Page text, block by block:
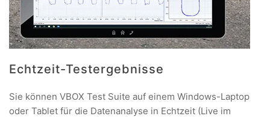
Echtzeit-Testergebnisse
Sie können VBOX Test Suite auf einem Windows-Laptop
oder Tablet für die Datenanalyse in Echtzeit (Live im